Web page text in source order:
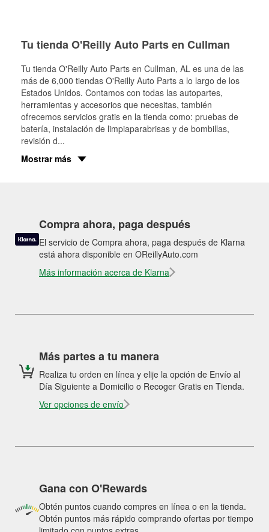
Tu tienda O'Reilly Auto Parts en Cullman
Tu tienda O'Reilly Auto Parts en Cullman, AL es una de las
más de 6,000 tiendas O'Reilly Auto Parts a lo largo de los
Estados Unidos. Contamos con todas las autopartes,
herramientas y accesorios que necesitas, también
ofrecemos servicios gratis en la tienda como: pruebas de
batería, instalación de limpiaparabrisas y de bombillas,
revisión d...
Mostrar más
Compra ahora, paga después
El servicio de Compra ahora, paga después de Klarna
está ahora disponible en OReillyAuto.com
Más información acerca de Klarna
Más partes a tu manera
Realiza tu orden en línea y elije la opción de Envío al
Día Siguiente a Domicilio o Recoger Gratis en Tienda.
Ver opciones de envío
Gana con O'Rewards
Obtén puntos cuando compres en línea o en la tienda.
Obtén puntos más rápido comprando ofertas por tiempo